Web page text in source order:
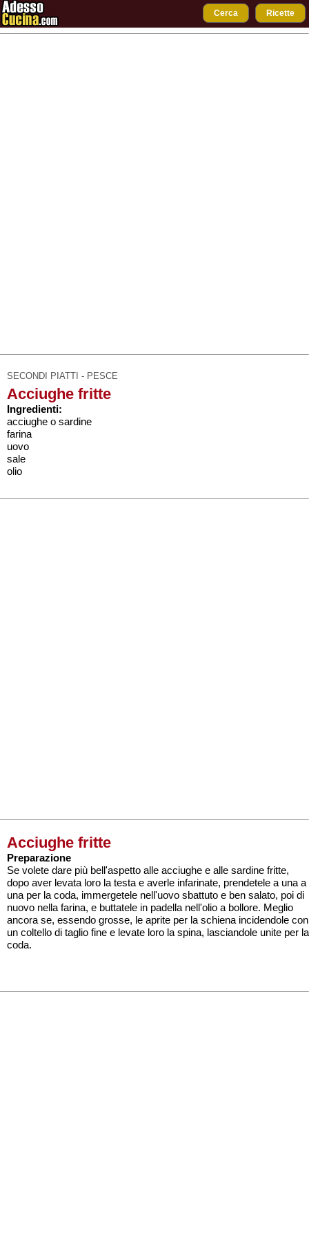
Cerca Ricette
SECONDI PIATTI - PESCE
Acciughe fritte
Ingredienti:
acciughe o sardine
farina
uovo
sale
olio
Acciughe fritte
Preparazione
Se volete dare più bell'aspetto alle acciughe e alle sardine fritte,
dopo aver levata loro la testa e averle infarinate, prendetele a una a
una per la coda, immergetele nell'uovo sbattuto e ben salato, poi di
nuovo nella farina, e buttatele in padella nell'olio a bollore. Meglio
ancora se, essendo grosse, le aprite per la schiena incidendole con
un coltello di taglio fine e levate loro la spina, lasciandole unite per la
coda.